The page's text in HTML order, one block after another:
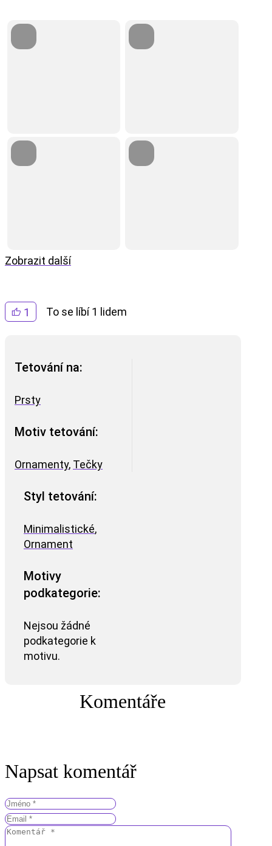
1 To se líbí 1 lidem
Tetování na:
Prsty
Motiv tetování:
Ornamenty, Tečky
Styl tetování:
Minimalistické,
Ornament
Motivy
podkategorie:
Nejsou žádné
podkategorie k
motivu.
Komentáře
Napsat komentář
Zobrazit další